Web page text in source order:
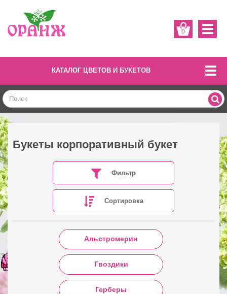
0
КАТАЛОГ ЦВЕТОВ И БУКЕТОВ
Букеты корпоративный букет
Фильтр
Сортировка
Альстромерии
Гвоздики
Герберы